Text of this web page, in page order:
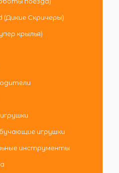
(Дикие Скричеры)
крылья)
игрушки
инструменты